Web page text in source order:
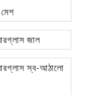
জাল
স্ব-আঠালো